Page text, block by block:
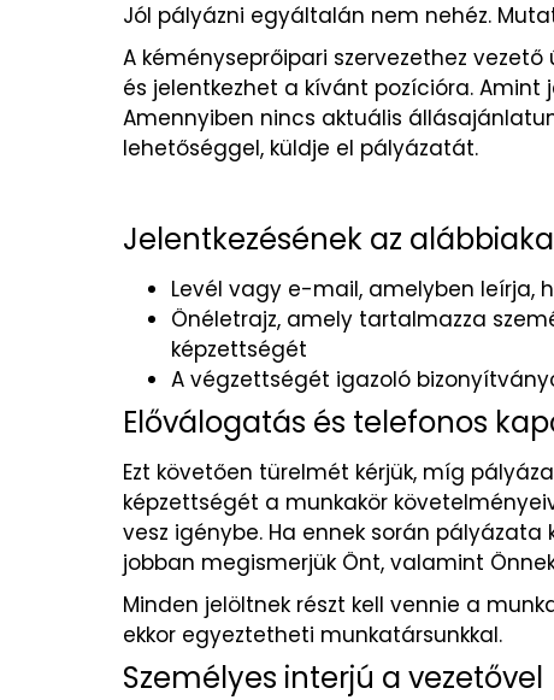
Jól pályázni egyáltalán nem nehéz.
A kéményseprőipari szervezethez vezető
és jelentkezhet a kívánt pozícióra.
Amennyiben nincs aktuális
lehetőséggel, küldje el pályázatát.
Jelentkezésének az
Levél vagy e-mail, amelyben leírja,
Önéletrajz, amely tartalmazza
képzettségét
A végzettségét igazoló
Előválogatás és telefonos
Ezt követően türelmét kérjük, míg
képzettségét a munkakör
vesz igénybe. Ha ennek során
jobban megismerjük Önt, valamint
Minden jelöltnek részt kell vennie a
ekkor egyeztetheti munkatársunkkal.
Személyes interjú a vezetővel